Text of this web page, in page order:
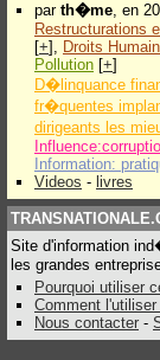
par th�me, en
Restructurations
[+], Droits
Pollution [+]
D�linquance
fr�quentes
dirigeants les
Information:
Videos - livres
Site d'information
les grandes
Pourquoi utiliser
Comment l'utiliser
Nous contacter -